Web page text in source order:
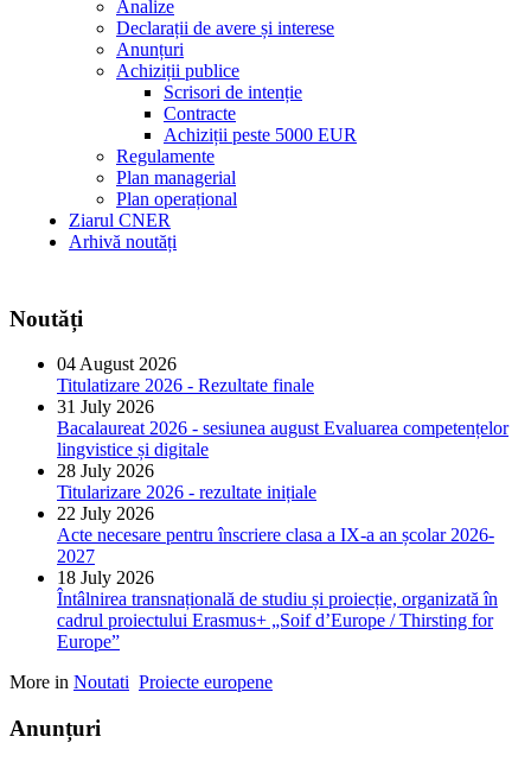
Analize
Declarații de avere și interese
Anunțuri
Achiziții publice
Scrisori de intenție
Contracte
Achiziții peste 5000 EUR
Regulamente
Plan managerial
Plan operațional
Ziarul CNER
Arhivă noutăți
Noutăți
04 August 2026
Titulatizare 2026 - Rezultate finale
31 July 2026
Bacalaureat 2026 - sesiunea august Evaluarea competențelor
lingvistice și digitale
28 July 2026
Titularizare 2026 - rezultate inițiale
22 July 2026
Acte necesare pentru înscriere clasa a IX-a an școlar 2026-
2027
18 July 2026
Întâlnirea transnațională de studiu și proiecție, organizată în
cadrul proiectului Erasmus+ „Soif d’Europe / Thirsting for
Europe”
More in Noutati Proiecte europene
Anunțuri